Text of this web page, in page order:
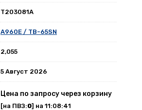
T203081A
A960E / TB-65SN
2,055
5 Август 2026
Цена по запросу через корзину
[на ПВЗ:0] на 11:08:41